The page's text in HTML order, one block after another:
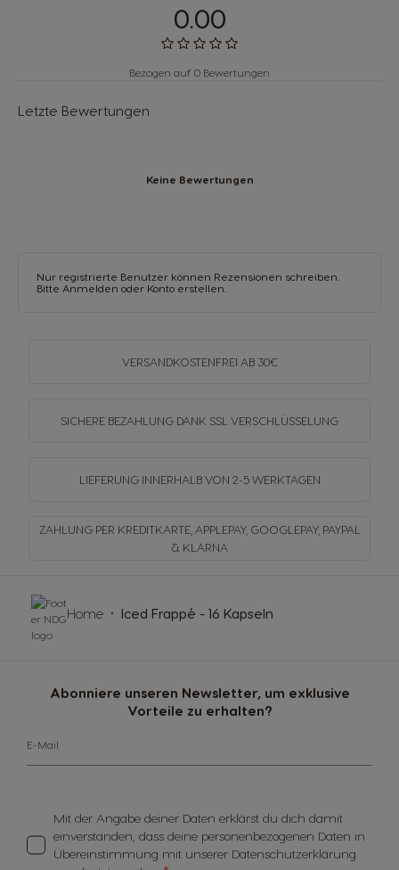
0.00
Bezogen auf 0 Bewertungen
Letzte Bewertungen
Keine Bewertungen
Nur registrierte Benutzer können Rezensionen schreiben.
Bitte Anmelden oder Konto erstellen
VERSANDKOSTENFREI AB 30€
SICHERE BEZAHLUNG DANK SSL VERSCHLÜSSELUNG
LIEFERUNG INNERHALB VON 2-5 WERKTAGEN
ZAHLUNG PER KREDITKARTE, APPLEPAY, GOOGLEPAY, PAYPAL
& KLARNA
Abonniere unseren Newsletter, um exklusive
Vorteile zu erhalten?
E-Mail
Mit der Angabe deiner Daten erklärst du dich damit
einverstanden, dass deine personenbezogenen Daten in
Übereinstimmung mit unserer Datenschutzerklärung
Home Iced Frappé - 16 Kapseln